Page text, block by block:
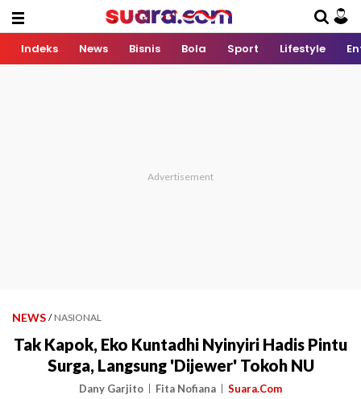
Indeks News Bisnis Bola Sport Lifestyle
NEWS / NASIONAL
Tak Kapok, Eko Kuntadhi Nyinyiri Hadis Pintu
Surga, Langsung 'Dijewer' Tokoh NU
Dany Garjito Fita Nofiana Suara.Com